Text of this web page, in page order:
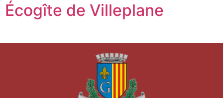
Écogîte de Villeplane